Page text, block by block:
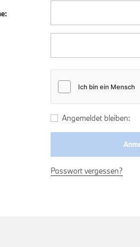
Angemeldet bleiben:
Passwort vergessen?